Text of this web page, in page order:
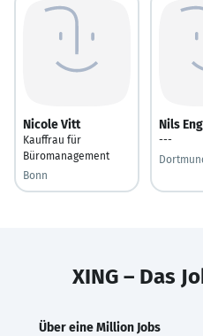
Nicole Vitt
Kauffrau für
Büromanagement
Bonn
Nils
---
XING – Das
Über eine Million Jobs